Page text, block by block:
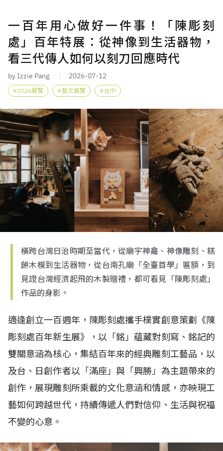
一百年用心做好一件事！「陳彫刻
處」百年特展：從神像到生活器物，
看三代傳人如何以刻刀回應時代
by Izzie Pang 2026-07-12
2026展覽 藝文展覽 台中
橫跨台灣日治時期至當代，從廟宇神龕、神像雕刻、糕
餅木模到生活器物，從台南孔廟「全臺首學」匾額，到
見證台灣經濟起飛的木製贈禮，都可看見「陳彫刻處」
作品的身影。
適逢創立一百週年，陳彫刻處攜手樸實創意策劃《陳
彫刻處百年新生展》，以「銘」蘊藏對刻寫、銘記的
雙關意涵為核心，集結百年來的經典雕刻工藝品，以
及台、日創作者以「滿座」與「興勝」為主題帶來的
創作，展現雕刻所乘載的文化意涵和情感，亦映現工
藝如何跨越世代，持續傳遞人們對信仰、生活與祝福
不變的心意。